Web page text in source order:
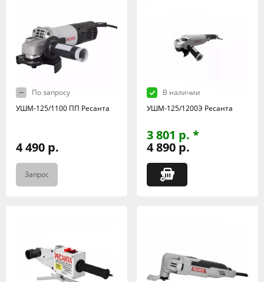
По запросу
УШМ-125/1100 ПП Ресанта
4 490 р.
Запрос
В наличии
УШМ-125/1200Э Ресанта
3 801 р. *
4 890 р.